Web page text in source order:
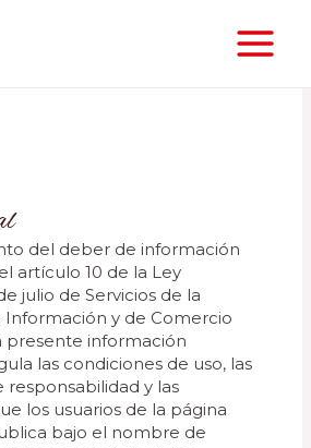
del deber de información
artículo 10 de la Ley
julio de Servicios de la
Información y de Comercio
presente información
las condiciones de uso, las
responsabilidad y las
los usuarios de la página
bajo el nombre de